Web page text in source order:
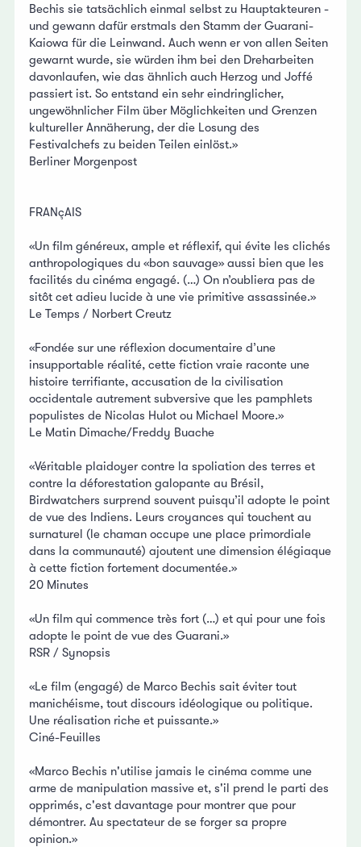
Bechis sie tatsächlich einmal selbst zu Hauptakteuren -
und gewann dafür erstmals den Stamm der Guarani-
Kaiowa für die Leinwand. Auch wenn er von allen Seiten
gewarnt wurde, sie würden ihm bei den Dreharbeiten
davonlaufen, wie das ähnlich auch Herzog und Joffé
passiert ist. So entstand ein sehr eindringlicher,
ungewöhnlicher Film über Möglichkeiten und Grenzen
kultureller Annäherung, der die Losung des
Festivalchefs zu beiden Teilen einlöst.»
Berliner Morgenpost
FRANçAIS
«Un film généreux, ample et réflexif, qui évite les clichés
anthropologiques du «bon sauvage» aussi bien que les
facilités du cinéma engagé. (…) On n’oubliera pas de
sitôt cet adieu lucide à une vie primitive assassinée.»
Le Temps / Norbert Creutz
«Fondée sur une réflexion documentaire d’une
insupportable réalité, cette fiction vraie raconte une
histoire terrifiante, accusation de la civilisation
occidentale autrement subversive que les pamphlets
populistes de Nicolas Hulot ou Michael Moore.»
Le Matin Dimache/Freddy Buache
«Véritable plaidoyer contre la spoliation des terres et
contre la déforestation galopante au Brésil,
Birdwatchers surprend souvent puisqu’il adopte le point
de vue des Indiens. Leurs croyances qui touchent au
surnaturel (le chaman occupe une place primordiale
dans la communauté) ajoutent une dimension élégiaque
à cette fiction fortement documentée.»
20 Minutes
«Un film qui commence très fort (…) et qui pour une fois
adopte le point de vue des Guarani.»
RSR / Synopsis
«Le film (engagé) de Marco Bechis sait éviter tout
manichéisme, tout discours idéologique ou politique.
Une réalisation riche et puissante.»
Ciné-Feuilles
«Marco Bechis n'utilise jamais le cinéma comme une
arme de manipulation massive et, s'il prend le parti des
opprimés, c'est davantage pour montrer que pour
démontrer. Au spectateur de se forger sa propre
opinion.»